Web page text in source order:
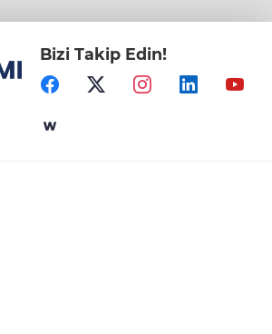
Bizi Takip Edin!